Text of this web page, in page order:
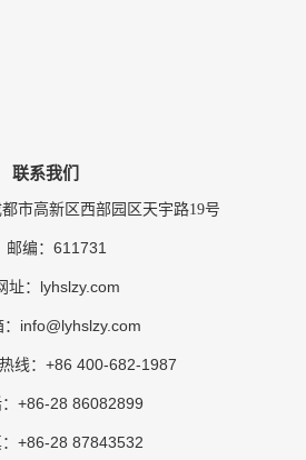
联系我们
市高新区西部园区天宇路19号
邮编： 611731
址： lyhslzy.com
info@lyhslzy.com
线： +86 400-682-1987
+86-28 86082899
+86-28 87843532